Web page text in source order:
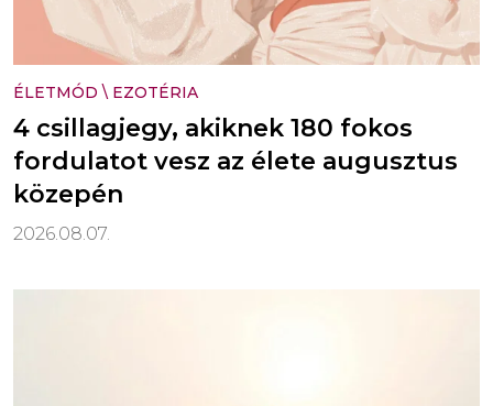
ÉLETMÓD \ EZOTÉRIA
4 csillagjegy, akiknek 180 fokos
fordulatot vesz az élete augusztus
közepén
2026.08.07.